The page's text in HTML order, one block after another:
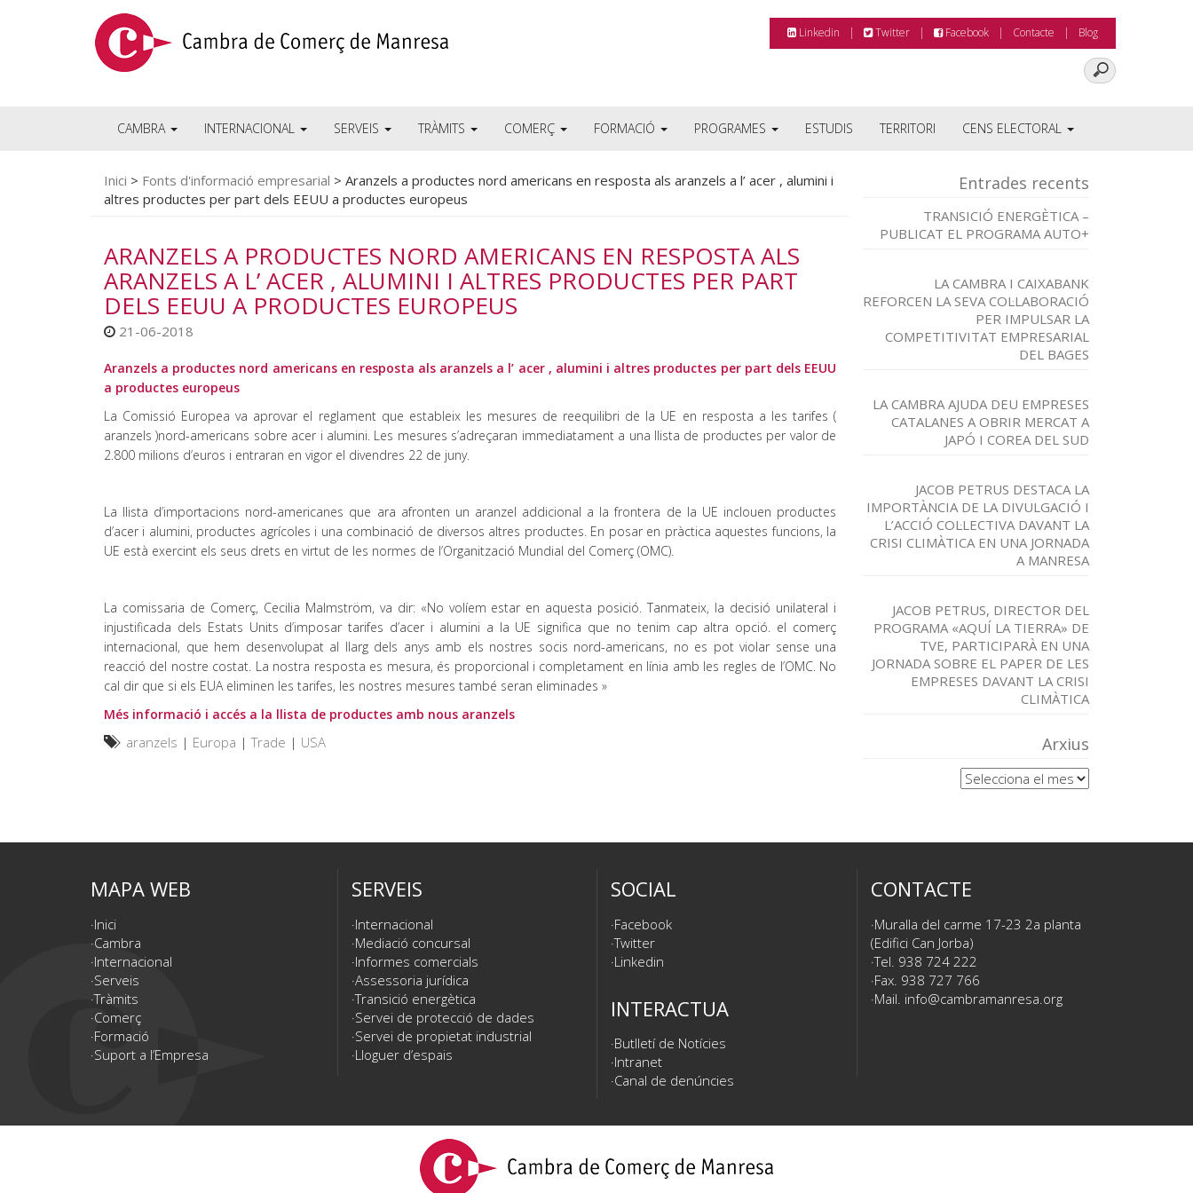
Linkedin Twitter Facebook Contacte Blog
CAMBRA INTERNACIONAL SERVEIS TRÀMITS COMERÇ FORMACIÓ PROGRAMES ESTUDIS TERRITORI CENS ELECTORAL
Inici > Fonts d'informació empresarial > Aranzels a productes nord americans en resposta als aranzels a l’ acer , alumini i
altres productes per part dels EEUU a productes europeus
ARANZELS A PRODUCTES NORD AMERICANS EN RESPOSTA ALS
ARANZELS A L’ ACER , ALUMINI I ALTRES PRODUCTES PER PART
DELS EEUU A PRODUCTES EUROPEUS
21-06-2018
Aranzels a productes nord americans en resposta als aranzels a l’ acer , alumini i altres productes per part dels EEUU
a productes europeus
La Comissió Europea va aprovar el reglament que estableix les mesures de reequilibri de la UE en resposta a les tarifes (
aranzels )nord-americans sobre acer i alumini. Les mesures s’adreçaran immediatament a una llista de productes per valor de
2.800 milions d’euros i entraran en vigor el divendres 22 de juny.
La llista d’importacions nord-americanes que ara afronten un aranzel addicional a la frontera de la UE inclouen productes
d’acer i alumini, productes agrícoles i una combinació de diversos altres productes. En posar en pràctica aquestes funcions, la
UE està exercint els seus drets en virtut de les normes de l’Organització Mundial del Comerç (OMC).
La comissaria de Comerç, Cecilia Malmström, va dir: «No volíem estar en aquesta posició. Tanmateix, la decisió unilateral i
injustificada dels Estats Units d’imposar tarifes d’acer i alumini a la UE significa que no tenim cap altra opció. el comerç
internacional, que hem desenvolupat al llarg dels anys amb els nostres socis nord-americans, no es pot violar sense una
reacció del nostre costat. La nostra resposta es mesura, és proporcional i completament en línia amb les regles de l’OMC. No
cal dir que si els EUA eliminen les tarifes, les nostres mesures també seran eliminades »
Més informació i accés a la llista de productes amb nous aranzels
aranzels | Europa |Trade | USA
Entrades recents
TRANSICIÓ ENERGÈTICA –
PUBLICAT EL PROGRAMA AUTO+
LA CAMBRA I CAIXABANK
REFORCEN LA SEVA COL·LABORACIÓ
PER IMPULSAR LA
COMPETITIVITAT EMPRESARIAL
DEL BAGES
LA CAMBRA AJUDA DEU EMPRESES
CATALANES A OBRIR MERCAT A
JAPÓ I COREA DEL SUD
JACOB PETRUS DESTACA LA
IMPORTÀNCIA DE LA DIVULGACIÓ I
L’ACCIÓ COL·LECTIVA DAVANT LA
CRISI CLIMÀTICA EN UNA JORNADA
A MANRESA
JACOB PETRUS, DIRECTOR DEL
PROGRAMA «AQUÍ LA TIERRA» DE
TVE, PARTICIPARÀ EN UNA
JORNADA SOBRE EL PAPER DE LES
EMPRESES DAVANT LA CRISI
CLIMÀTICA
Arxius
Arxius
MAPA WEB
Inici
Cambra
Internacional
Serveis
Tràmits
Comerç
Formació
Suport a l’Empresa
SERVEIS
Internacional
Mediació concursal
Informes comercials
Assessoria jurídica
Transició energètica
Servei de protecció de dades
Servei de propietat industrial
Lloguer d’espais
SOCIAL
Facebook
Twitter
Linkedin
INTERACTUA
Butlletí de Notícies
Intranet
Canal de denúncies
CONTACTE
Muralla del carme 17-23 2a planta
(Edifici Can Jorba)
Tel. 938 724 222
Fax. 938 727 766
Mail. info@cambramanresa.org